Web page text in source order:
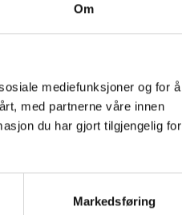
Om
mediefunksjoner og for å
med partnerne våre innen
du har gjort tilgjengelig for
Markedsføring